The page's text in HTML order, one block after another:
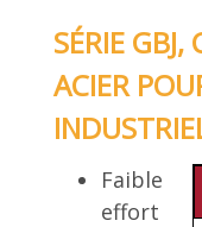
SÉRIE GBJ,
ACIER
Faible
effort